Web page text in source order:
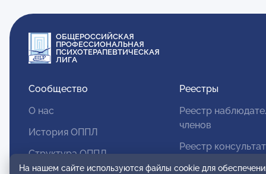
ОБЩЕРОССИЙСКАЯ
ПРОФЕССИОНАЛЬНАЯ
ПСИХОТЕРАПЕВТИЧЕСКАЯ
ЛИГА
Сообщество
О нас
История ОППЛ
Структура ОППЛ
Реестры
Реестр
членов
Реестр
На нашем сайте используются файлы cookie для